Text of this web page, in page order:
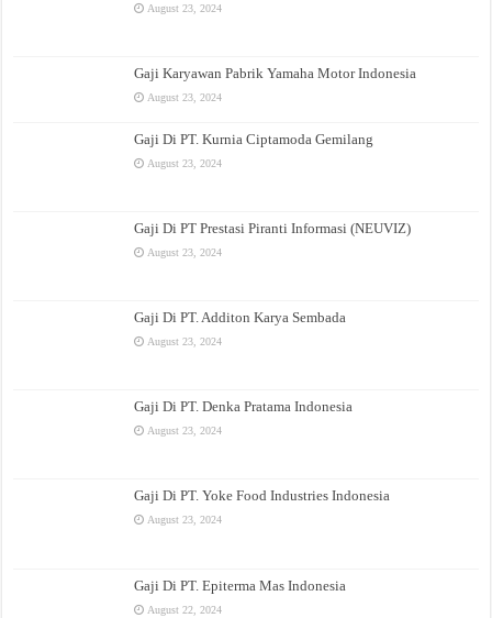
August 23, 2024
Gaji Karyawan Pabrik Yamaha Motor Indonesia
August 23, 2024
Gaji Di PT. Kurnia Ciptamoda Gemilang
August 23, 2024
Gaji Di PT Prestasi Piranti Informasi (NEUVIZ)
August 23, 2024
Gaji Di PT. Additon Karya Sembada
August 23, 2024
Gaji Di PT. Denka Pratama Indonesia
August 23, 2024
Gaji Di PT. Yoke Food Industries Indonesia
August 23, 2024
Gaji Di PT. Epiterma Mas Indonesia
August 22, 2024